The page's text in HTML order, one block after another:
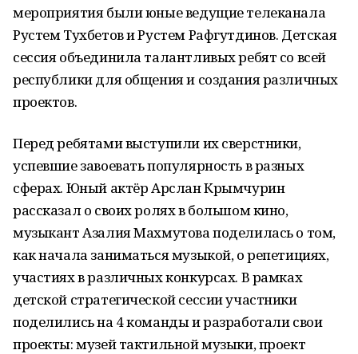
мероприятия были юные ведущие телеканала
Рустем Тухбетов и Рустем Рафгутдинов. Детская
сессия объединила талантливых ребят со всей
республики для общения и создания различных
проектов.
Перед ребятами выступили их сверстники,
успевшие завоевать популярность в разных
сферах. Юный актёр Арслан Крымчурин
рассказал о своих ролях в большом кино,
музыкант Азалия Махмутова поделилась о том,
как начала заниматься музыкой, о репетициях,
участиях в различных конкурсах. В рамках
детской стратегической сессии участники
поделились на 4 команды и разработали свои
проекты: музей тактильной музыки, проект